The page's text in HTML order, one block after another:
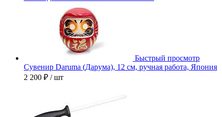
Быстрый просмотр
Сувенир Daruma (Дарума), 12 см, ручная работа, Япония
2 200 ₽ / шт